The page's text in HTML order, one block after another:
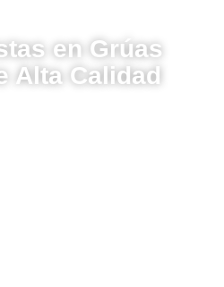
en Grúas
Alta Calidad